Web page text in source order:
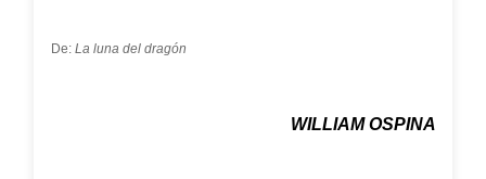
De: La luna del dragón
WILLIAM OSPINA